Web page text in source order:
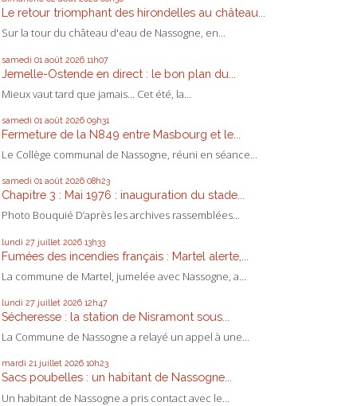
Le retour triomphant des hirondelles au château...
Sur la tour du château d'eau de Nassogne, en...
samedi 01 août 2026 11h07
Jemelle-Ostende en direct : le bon plan du...
Mieux vaut tard que jamais... Cet été, la...
samedi 01 août 2026 09h31
Fermeture de la N849 entre Masbourg et le...
Le Collège communal de Nassogne, réuni en séance...
samedi 01 août 2026 08h23
Chapitre 3 : Mai 1976 : inauguration du stade...
Photo Bouquié D’après les archives rassemblées...
lundi 27 juillet 2026 13h33
Fumées des incendies français : Martel alerte,...
La commune de Martel, jumelée avec Nassogne, a...
lundi 27 juillet 2026 12h47
Sécheresse : la station de Nisramont sous...
La Commune de Nassogne a relayé un appel à une...
mardi 21 juillet 2026 10h23
Sacs poubelles : un habitant de Nassogne...
Un habitant de Nassogne a pris contact avec le...